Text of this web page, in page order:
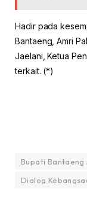
Hadir pada
Bantaeng, Amri
Jaelani, Ketua
terkait. (*)
Bupati Bantaeng
Dialog